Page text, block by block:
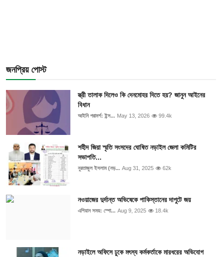
জনপ্রিয় পোস্ট
স্ত্রী তালাক দিলেও কি দেনমোহর দিতে হয়? জানুন আইনের
বিধান
আইনি পরামর্শ: ইন্স... May 13, 2026 99.4k
শহীদ জিয়া স্মৃতি সংসদের ঘোষিত নড়াইল জেলা কমিটির
সভাপতি...
নুরতাজুল ইসলাম (নড়... Aug 31, 2025 62k
নওয়াজের দুর্দান্ত অভিষেকে পাকিস্তানের দাপুটে জয়
এশিয়ান সময়: স্পো... Aug 9, 2025 18.4k
নড়াইলে অফিসে ঢুকে মৎস্য কর্মকর্তাকে মারধরের অভিযোগ